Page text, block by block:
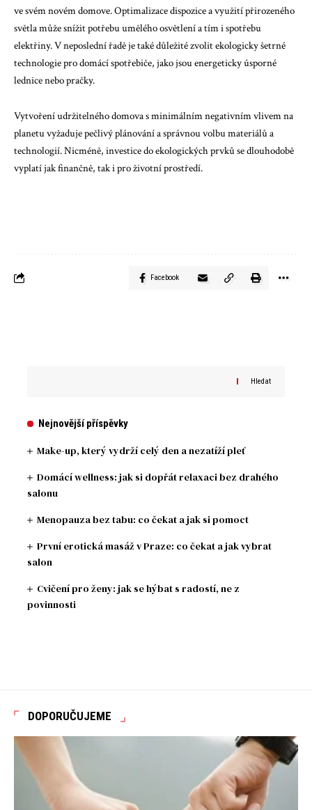
ve svém novém domove. Optimalizace dispozice a využití přirozeného
světla může snížit potřebu umělého osvětlení a tím i spotřebu
elektřiny. V neposlední řadě je také důležité zvolit ekologicky šetrné
technologie pro domácí spotřebiče, jako jsou energeticky úsporné
lednice nebo pračky.
Vytvoření udržitelného domova s minimálním negativním vlivem na
planetu vyžaduje pečlivý plánování a správnou volbu materiálů a
technologií. Nicméně, investice do ekologických prvků se dlouhodobě
vyplatí jak finančně, tak i pro životní prostředí.
Facebook
Hledat
Nejnovější příspěvky
Make-up, který vydrží celý den a nezatíží pleť
Domácí wellness: jak si dopřát relaxaci bez drahého
salonu
Menopauza bez tabu: co čekat a jak si pomoct
První erotická masáž v Praze: co čekat a jak vybrat
salon
Cvičení pro ženy: jak se hýbat s radostí, ne z
povinnosti
DOPORUČUJEME